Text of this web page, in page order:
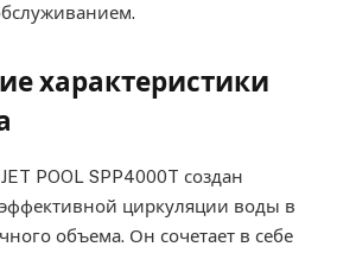
характеристики
POOL SPP4000T создан
циркуляции воды в
объема. Он сочетает в себе